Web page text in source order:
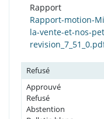
Rapport
Rapport-motion-
la-vente-et-nos-
Refusé
Approuvé
Refusé
Abstention